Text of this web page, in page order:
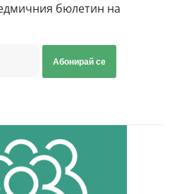
бюлетин на
Абонирай се